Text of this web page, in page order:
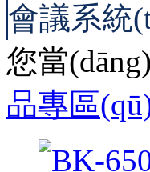
會議系統
您當
品專區